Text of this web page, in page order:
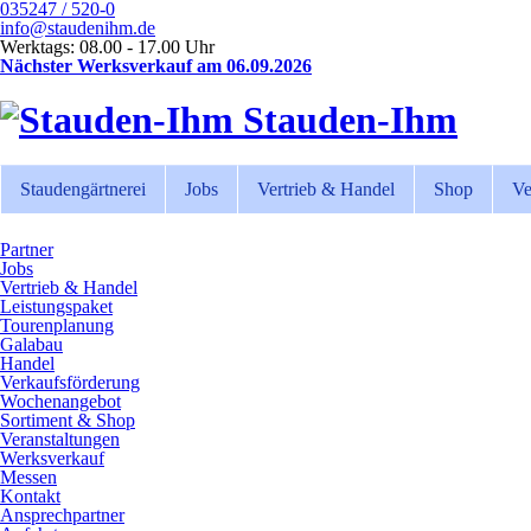
035247 / 520-0
info@staudenihm.de
Werktags: 08.00 - 17.00 Uhr
Nächster Werksverkauf am 06.09.2026
Stauden-Ihm
Staudengärtnerei Jobs Vertrieb & Handel Shop
Partner
Jobs
Vertrieb & Handel
Leistungspaket
Tourenplanung
Galabau
Handel
Verkaufsförderung
Wochenangebot
Sortiment & Shop
Veranstaltungen
Werksverkauf
Messen
Kontakt
Ansprechpartner